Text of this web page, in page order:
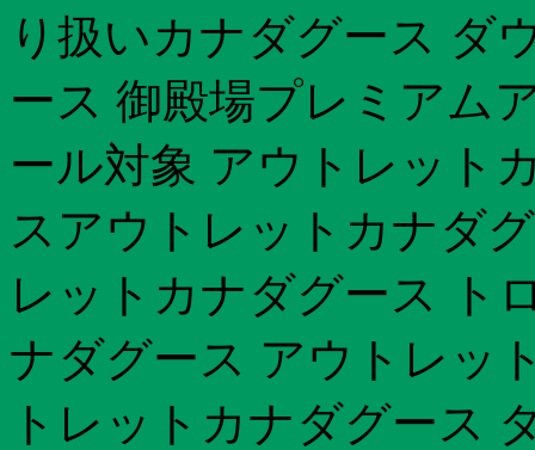
り扱いカナダグース ダ
ース 御殿場プレミアム
ール対象 アウトレット
スアウトレットカナダ
レットカナダグース ト
ナダグース アウトレッ
トレットカナダグース